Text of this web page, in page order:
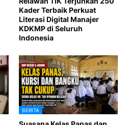
Kader Terbaik Perkuat
Literasi Digital Manajer
KDKMP di Seluruh
Indonesia
BERITA